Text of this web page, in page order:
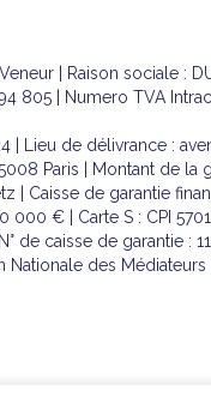
| Raison sociale :
805 | Numero TVA
| Lieu de délivrance :
Paris | Montant de
Caisse de garantie
€ | Carte S : CPI
de caisse de garantie
des